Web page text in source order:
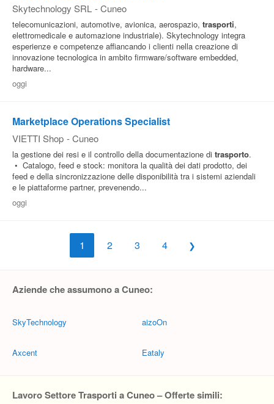
Skytechnology SRL - Cuneo
telecomunicazioni, automotive, avionica, aerospazio, trasporti,
elettromedicale e automazione industriale). Skytechnology integra
esperienze e competenze affiancando i clienti nella creazione di
innovazione tecnologica in ambito firmware/software embedded,
hardware...
oggi
Marketplace Operations Specialist
VIETTI Shop - Cuneo
la gestione dei resi e il controllo della documentazione di trasporto.
• Catalogo, feed e stock: monitora la qualità dei dati prodotto, dei
feed e della sincronizzazione delle disponibilità tra i sistemi aziendali
e le piattaforme partner, prevenendo...
oggi
1 2 3 4
Aziende che assumono a Cuneo:
SkyTechnology
Axcent
aizoOn
Eataly
Lavoro Settore Trasporti a Cuneo – Offerte simili: